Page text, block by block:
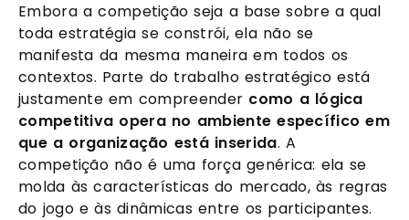
Embora a competição seja a base sobre a qual
toda estratégia se constrói, ela não se
manifesta da mesma maneira em todos os
contextos. Parte do trabalho estratégico está
justamente em compreender como a lógica
competitiva opera no ambiente específico em
que a organização está inserida. A
competição não é uma força genérica: ela se
molda às características do mercado, às regras
do jogo e às dinâmicas entre os participantes.